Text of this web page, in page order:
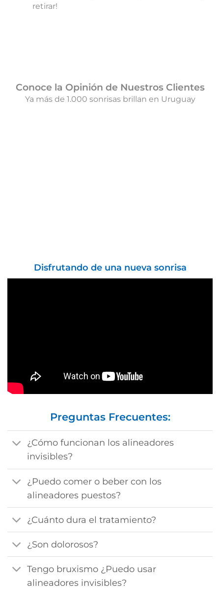
retirar!
Conoce la Opinión de Nuestros Clientes
Ya más de 1.000 sonrisas brillan en Uruguay
Disfrutando de una nueva sonrisa
Preguntas Frecuentes:
¿Cómo funcionan los alineadores
invisibles?
¿Puedo comer o beber con los
alineadores puestos?
¿Cuánto dura el tratamiento?
¿Son dolorosos?
Tengo bruxismo ¿Puedo usar
alineadores invisibles?